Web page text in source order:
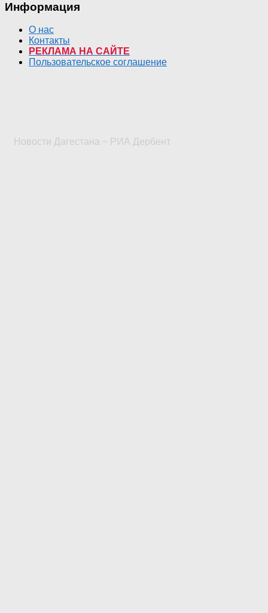
Информация
О нас
Контакты
РЕКЛАМА НА САЙТЕ
Пользовательское соглашение
Новости Дагестана ~ РИА Дербент